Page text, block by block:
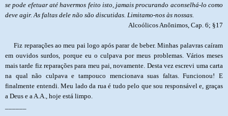
se pode efetuar até havermos feito isto, jamais procurando aconselhá-lo como
deve agir. As faltas dele não são discutidas. Limitamo-nos às nossas.
Alcoólicos Anônimos, Cap. 6; §17
Fiz reparações ao meu pai logo após parar de beber. Minhas palavras caíram
em ouvidos surdos, porque eu o culpava por meus problemas. Vários meses
mais tarde fiz reparações para meu pai, novamente. Desta vez escrevi uma carta
na qual não culpava e tampouco mencionava suas faltas. Funcionou! E
finalmente entendi. Meu lado da rua é tudo pelo que sou responsável e, graças
a Deus e a A.A., hoje está limpo.